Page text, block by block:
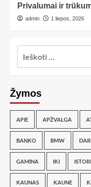
Privalumai ir
admin 1 liepos, 2026
Žymos
APIE APŽVALGA
BANKO BMW
GAMINA IKI
KAUNAS KAUNE